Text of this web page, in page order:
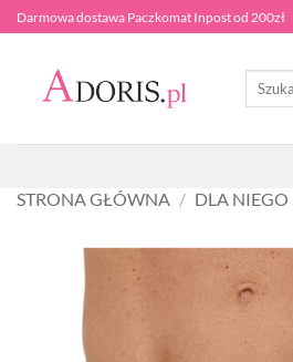
Przewiń
do
zawartości
Darmowa dostawa Paczkomat Inpost od 200zł
Szukaj:
STRONA GŁÓWNA / DLA NIEGO